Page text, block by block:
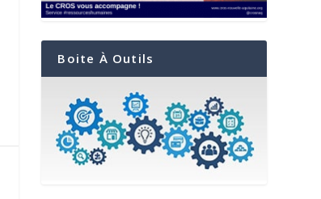
Boite À Outils